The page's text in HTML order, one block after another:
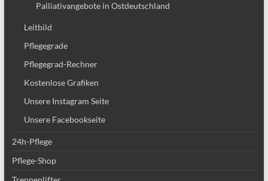
Palliativangebote in Ostdeutschland
Leitbild
Pflegegrade
Pflegegrad-Rechner
Kostenlose Grafiken
Unsere Instagram Seite
Unsere Facebookseite
24h-Pflege
Pflege-Shop